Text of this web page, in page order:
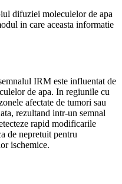
difuziei moleculelor de apa
in care aceasta informatie
IRM este influentat de
de apa. In regiunile cu
afectate de tumori sau
rezultand intr-un semnal
rapid modificarile
de nepretuit pentru
ischemice.